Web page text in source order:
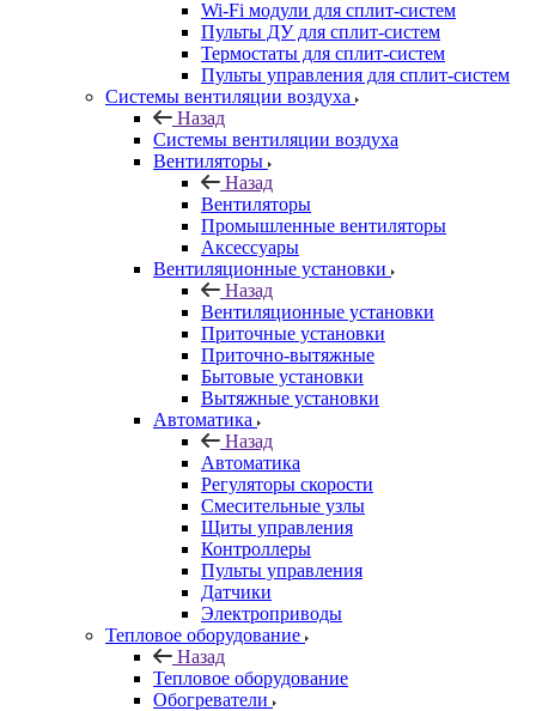
Wi-Fi модули для сплит-систем
Пульты ДУ для сплит-систем
Термостаты для сплит-систем
Пульты управления для сплит-систем
Системы вентиляции воздуха
Назад
Системы вентиляции воздуха
Вентиляторы
Назад
Вентиляторы
Промышленные вентиляторы
Аксессуары
Вентиляционные установки
Назад
Вентиляционные установки
Приточные установки
Приточно-вытяжные
Бытовые установки
Вытяжные установки
Автоматика
Назад
Автоматика
Регуляторы скорости
Смесительные узлы
Щиты управления
Контроллеры
Пульты управления
Датчики
Электроприводы
Тепловое оборудование
Назад
Тепловое оборудование
Обогреватели